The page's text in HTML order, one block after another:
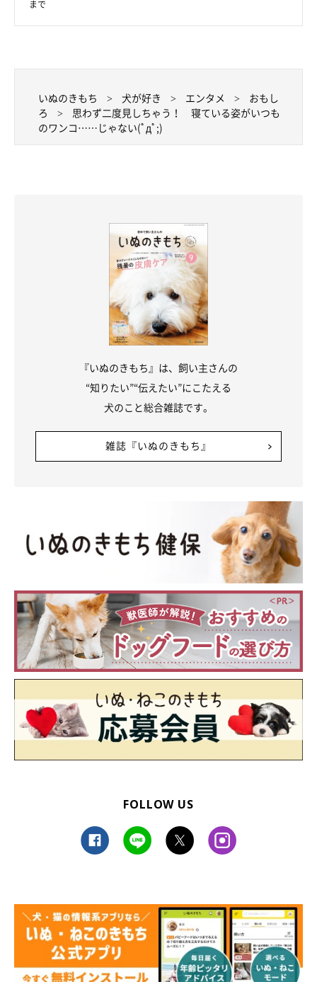
まで
いぬのきもち 犬が好き エンタメ
おもし
ろ
思わず二度見しちゃう！ 寝ている姿がいつも
のワンコ……じゃない(ﾟдﾟ;)
『いぬのきもち』は、飼い主さんの
“知りたい”“伝えたい”にこたえる
犬のこと総合雑誌です。
雑誌『いぬのきもち』
FOLLOW US